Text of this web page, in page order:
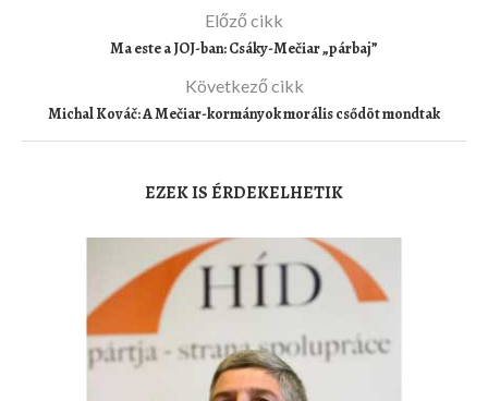
Előző cikk
Ma este a JOJ-ban: Csáky-Mečiar „párbaj”
Következő cikk
Michal Kováč: A Mečiar-kormányok morális csődöt mondtak
EZEK IS ÉRDEKELHETIK